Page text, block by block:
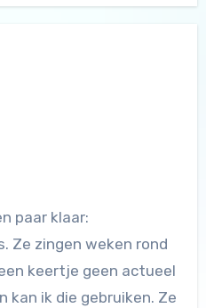
paar klaar:
Ze zingen weken rond
keertje geen actueel
kan ik die gebruiken. Ze